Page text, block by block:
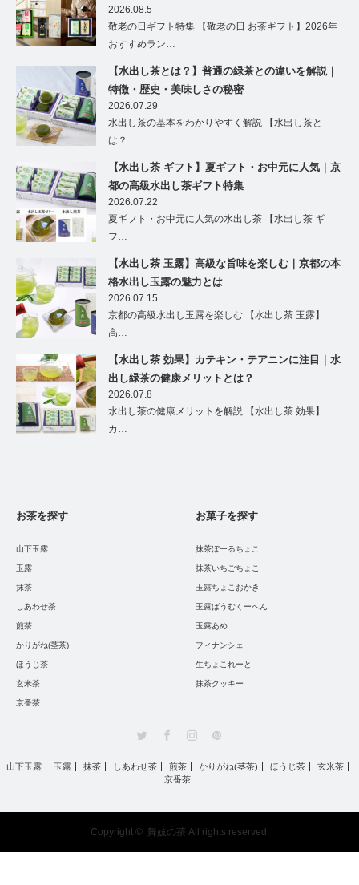
茶ギフト特集
2026.08.5
敬老の日ギフト特集 【敬老の日 お茶ギフト】2026年
おすすめラン…
【水出し茶とは？】普通の緑茶との違いを解説｜
特徴・歴史・美味しさの秘密
2026.07.29
水出し茶の基本をわかりやすく解説 【水出し茶と
は？…
【水出し茶 ギフト】夏ギフト・お中元に人気｜京
都の高級水出し茶ギフト特集
2026.07.22
夏ギフト・お中元に人気の水出し茶 【水出し茶 ギ
フ…
【水出し茶 玉露】高級な旨味を楽しむ｜京都の本
格水出し玉露の魅力とは
2026.07.15
京都の高級水出し玉露を楽しむ 【水出し茶 玉露】
高…
【水出し茶 効果】カテキン・テアニンに注目｜水
出し緑茶の健康メリットとは？
2026.07.8
水出し茶の健康メリットを解説 【水出し茶 効果】
カ…
お茶を探す
山下玉露
玉露
抹茶
しあわせ茶
煎茶
かりがね(茎茶)
ほうじ茶
玄米茶
京番茶
お菓子を探す
抹茶ぼーるちょこ
抹茶いちごちょこ
玉露ちょこおかき
玉露ばうむくーへん
玉露あめ
フィナンシェ
生ちょこれーと
抹茶クッキー
Instagram
Pinterest
山下玉露 玉露 抹茶 しあわせ茶 煎茶 かりがね(茎茶) ほうじ茶
玄米茶
京番茶
Copyright © 舞妓の茶 All rights reserved.